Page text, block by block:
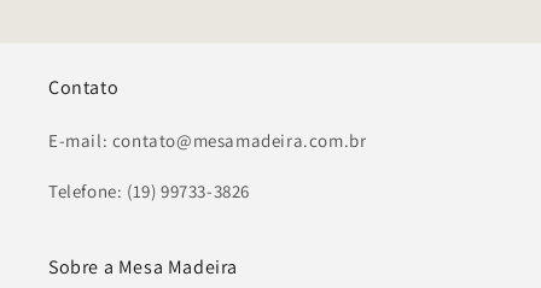
Contato
E-mail: contato@mesamadeira.com.br
Telefone: (19) 99733-3826
Sobre a Mesa Madeira